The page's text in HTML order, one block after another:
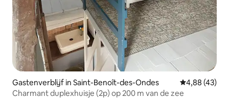
Gastenverblijf in Saint-Benoît-des-Ondes Gemiddelde
4,88 (43)
Charmant duplexhuisje (2p) op 200 m van de zee